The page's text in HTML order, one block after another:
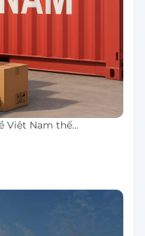
Việt Nam thế…